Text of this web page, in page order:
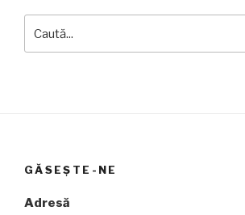
după:
GĂSEȘTE-NE
Adresă